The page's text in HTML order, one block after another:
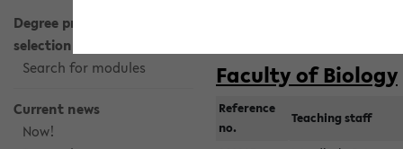
Degree programme
selection
Search for modules
Current news
Now!
Faculty of Biology
Reference
no.
Teaching staff